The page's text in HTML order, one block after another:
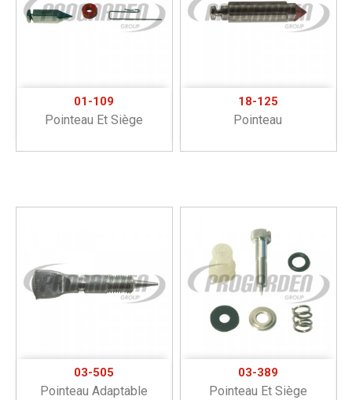
01-109
Pointeau Et Siège
18-125
Pointeau
03-505
Pointeau Adaptable
03-389
Pointeau Et Siège